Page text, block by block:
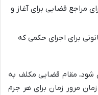
مراجع قضایی برای آغاز و
برای اجرای حکمی که
شود، مقام قضایی مکلف به
مرور زمان برای هر جرم